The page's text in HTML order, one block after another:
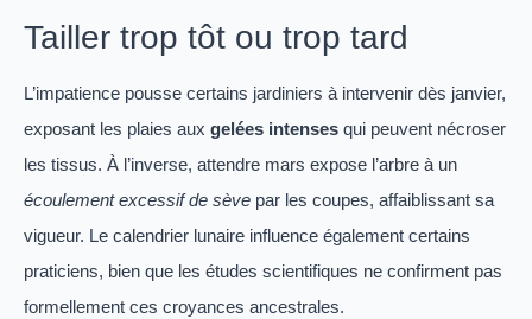
Tailler trop tôt ou trop tard
L’impatience pousse certains jardiniers à intervenir dès janvier,
exposant les plaies aux gelées intenses qui peuvent nécroser
les tissus. À l’inverse, attendre mars expose l’arbre à un
écoulement excessif de sève par les coupes, affaiblissant sa
vigueur. Le calendrier lunaire influence également certains
praticiens, bien que les études scientifiques ne confirment pas
formellement ces croyances ancestrales.